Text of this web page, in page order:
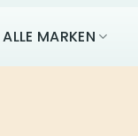
ALLE MARKEN